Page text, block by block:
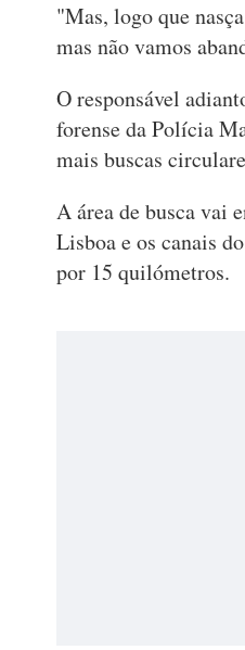
"Mas, logo que
mas não vamos
O responsável
forense da Polícia
mais buscas
A área de busca vai
Lisboa e os canais
por 15 quilómetros.